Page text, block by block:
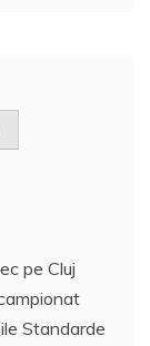
pe Cluj
Standarde